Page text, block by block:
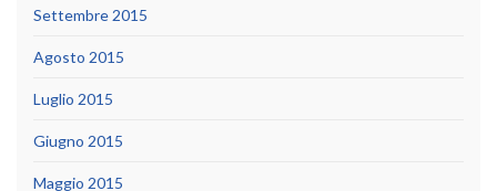
Settembre 2015
Agosto 2015
Luglio 2015
Giugno 2015
Maggio 2015